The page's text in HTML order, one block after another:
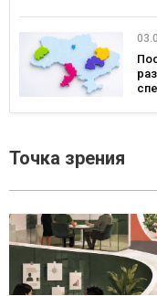
Точка зрения